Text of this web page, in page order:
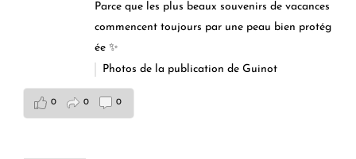
Parce que les plus beaux souvenirs de vacances
commencent toujours par une peau bien protég
ée ✨
Photos de la publication de Guinot
0 0 0